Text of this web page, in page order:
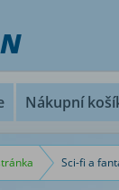
Nákupní
Sci-fi a